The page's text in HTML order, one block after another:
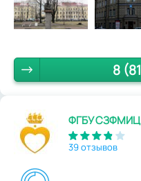
8
ФГБУ
39 отзывов